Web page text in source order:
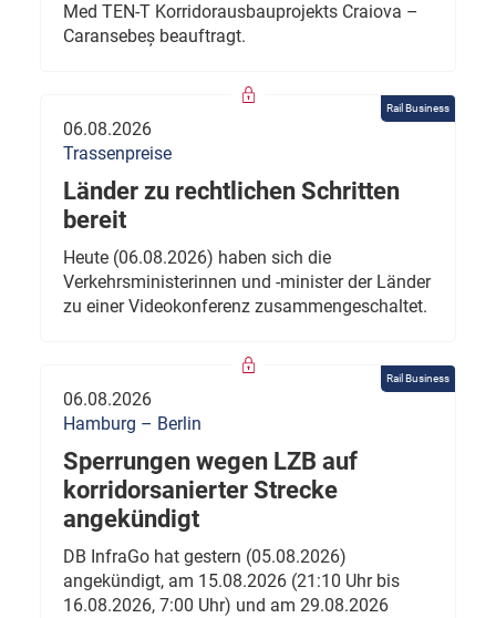
Med TEN-T Korridorausbauprojekts Craiova –
Caransebeș beauftragt.
Rail Business
06.08.2026
Trassenpreise
Länder zu rechtlichen Schritten
bereit
Heute (06.08.2026) haben sich die
Verkehrsministerinnen und -minister der Länder
zu einer Videokonferenz zusammengeschaltet.
Rail Business
06.08.2026
Hamburg – Berlin
Sperrungen wegen LZB auf
korridorsanierter Strecke
angekündigt
DB InfraGo hat gestern (05.08.2026)
angekündigt, am 15.08.2026 (21:10 Uhr bis
16.08.2026, 7:00 Uhr) und am 29.08.2026